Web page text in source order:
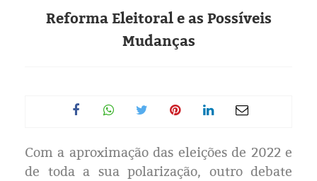
Contato
Artigos
História
Reforma Eleitoral e as Possíveis
Mudanças
Com a aproximação das eleições de 2022 e
de toda a sua polarização, outro debate